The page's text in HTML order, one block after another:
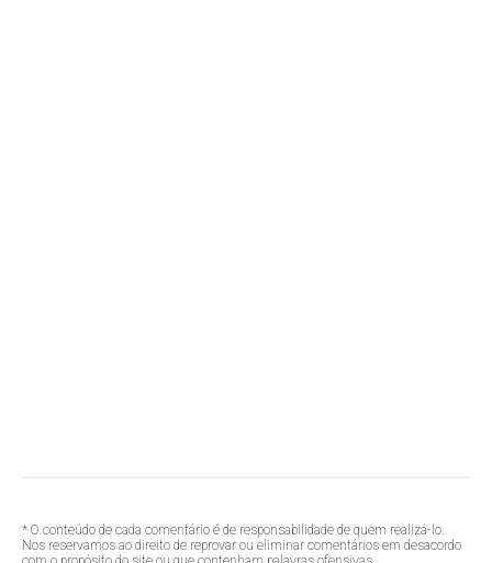
* O conteúdo de cada comentário é de responsabilidade de quem realizá-lo.
Nos reservamos ao direito de reprovar ou eliminar comentários em desacordo